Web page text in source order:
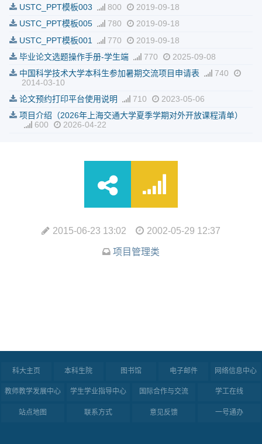
USTC_PPT模板003
800
2019-09-18
USTC_PPT模板005
780
2019-09-18
USTC_PPT模板001
770
2019-09-18
毕业论文选题操作手册-学生端
770
2025-09-08
中国科学技术大学本科生参加暑期交流项目申请表
740
2014-03-10
论文预约打印平台使用说明
710
2023-05-06
项目介绍（2026年上海交通大学夏季学期对外开放课程清单）
600
2026-04-22
2015-06-23 13:02 2002-05-29 12:37
项目管理类
科大主页 本科生院 图书馆 电子邮件 网络信息中心
教师教学发展中心 学生学业指导中心 国际合作与交流 学工在线
站点地图 联系方式 意见反馈 一号通办